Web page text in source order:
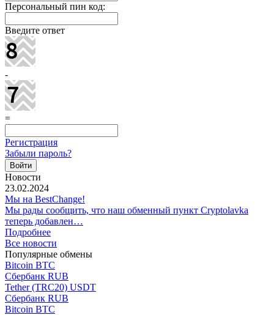
Персональный пин код:
Введите ответ
-
=
Регистрация
Забыли пароль?
Новости
23.02.2024
Мы на BestChange!
Мы рады сообщить, что наш обменный пункт Cryptolavka
теперь добавлен…
Подробнее
Все новости
Популярные обмены
Bitcoin BTC
Сбербанк RUB
Tether (TRC20) USDT
Сбербанк RUB
Bitcoin BTC